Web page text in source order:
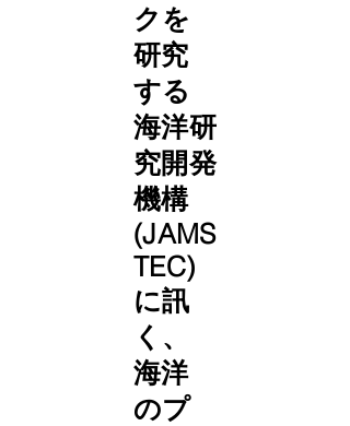
クを
研究
する
海洋研
究開発
機構
(JAMS
TEC)
に訊
く、
海洋
のプ